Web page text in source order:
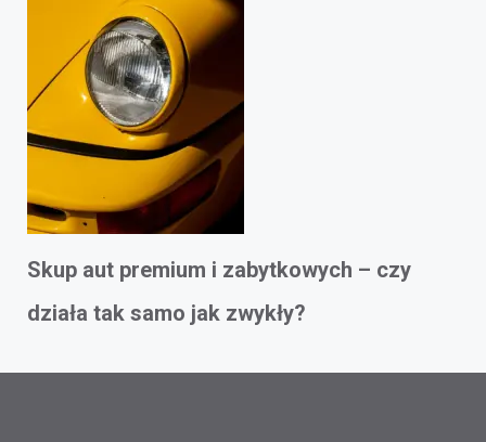
Skup aut premium i zabytkowych – czy
działa tak samo jak zwykły?